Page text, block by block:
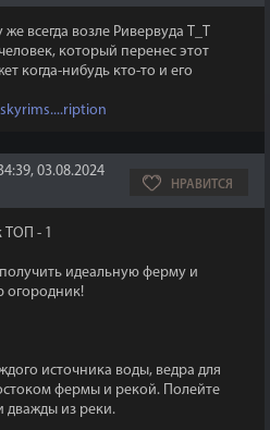
всегда возле Ривервуда Т_Т
который перенес этот
когда-нибудь кто-то и его
03.08.2024
НРАВИТСЯ
ТОП - 1
идеальную ферму и
огородник!
источника воды, ведра для
фермы и рекой. Полейте
дважды из реки.